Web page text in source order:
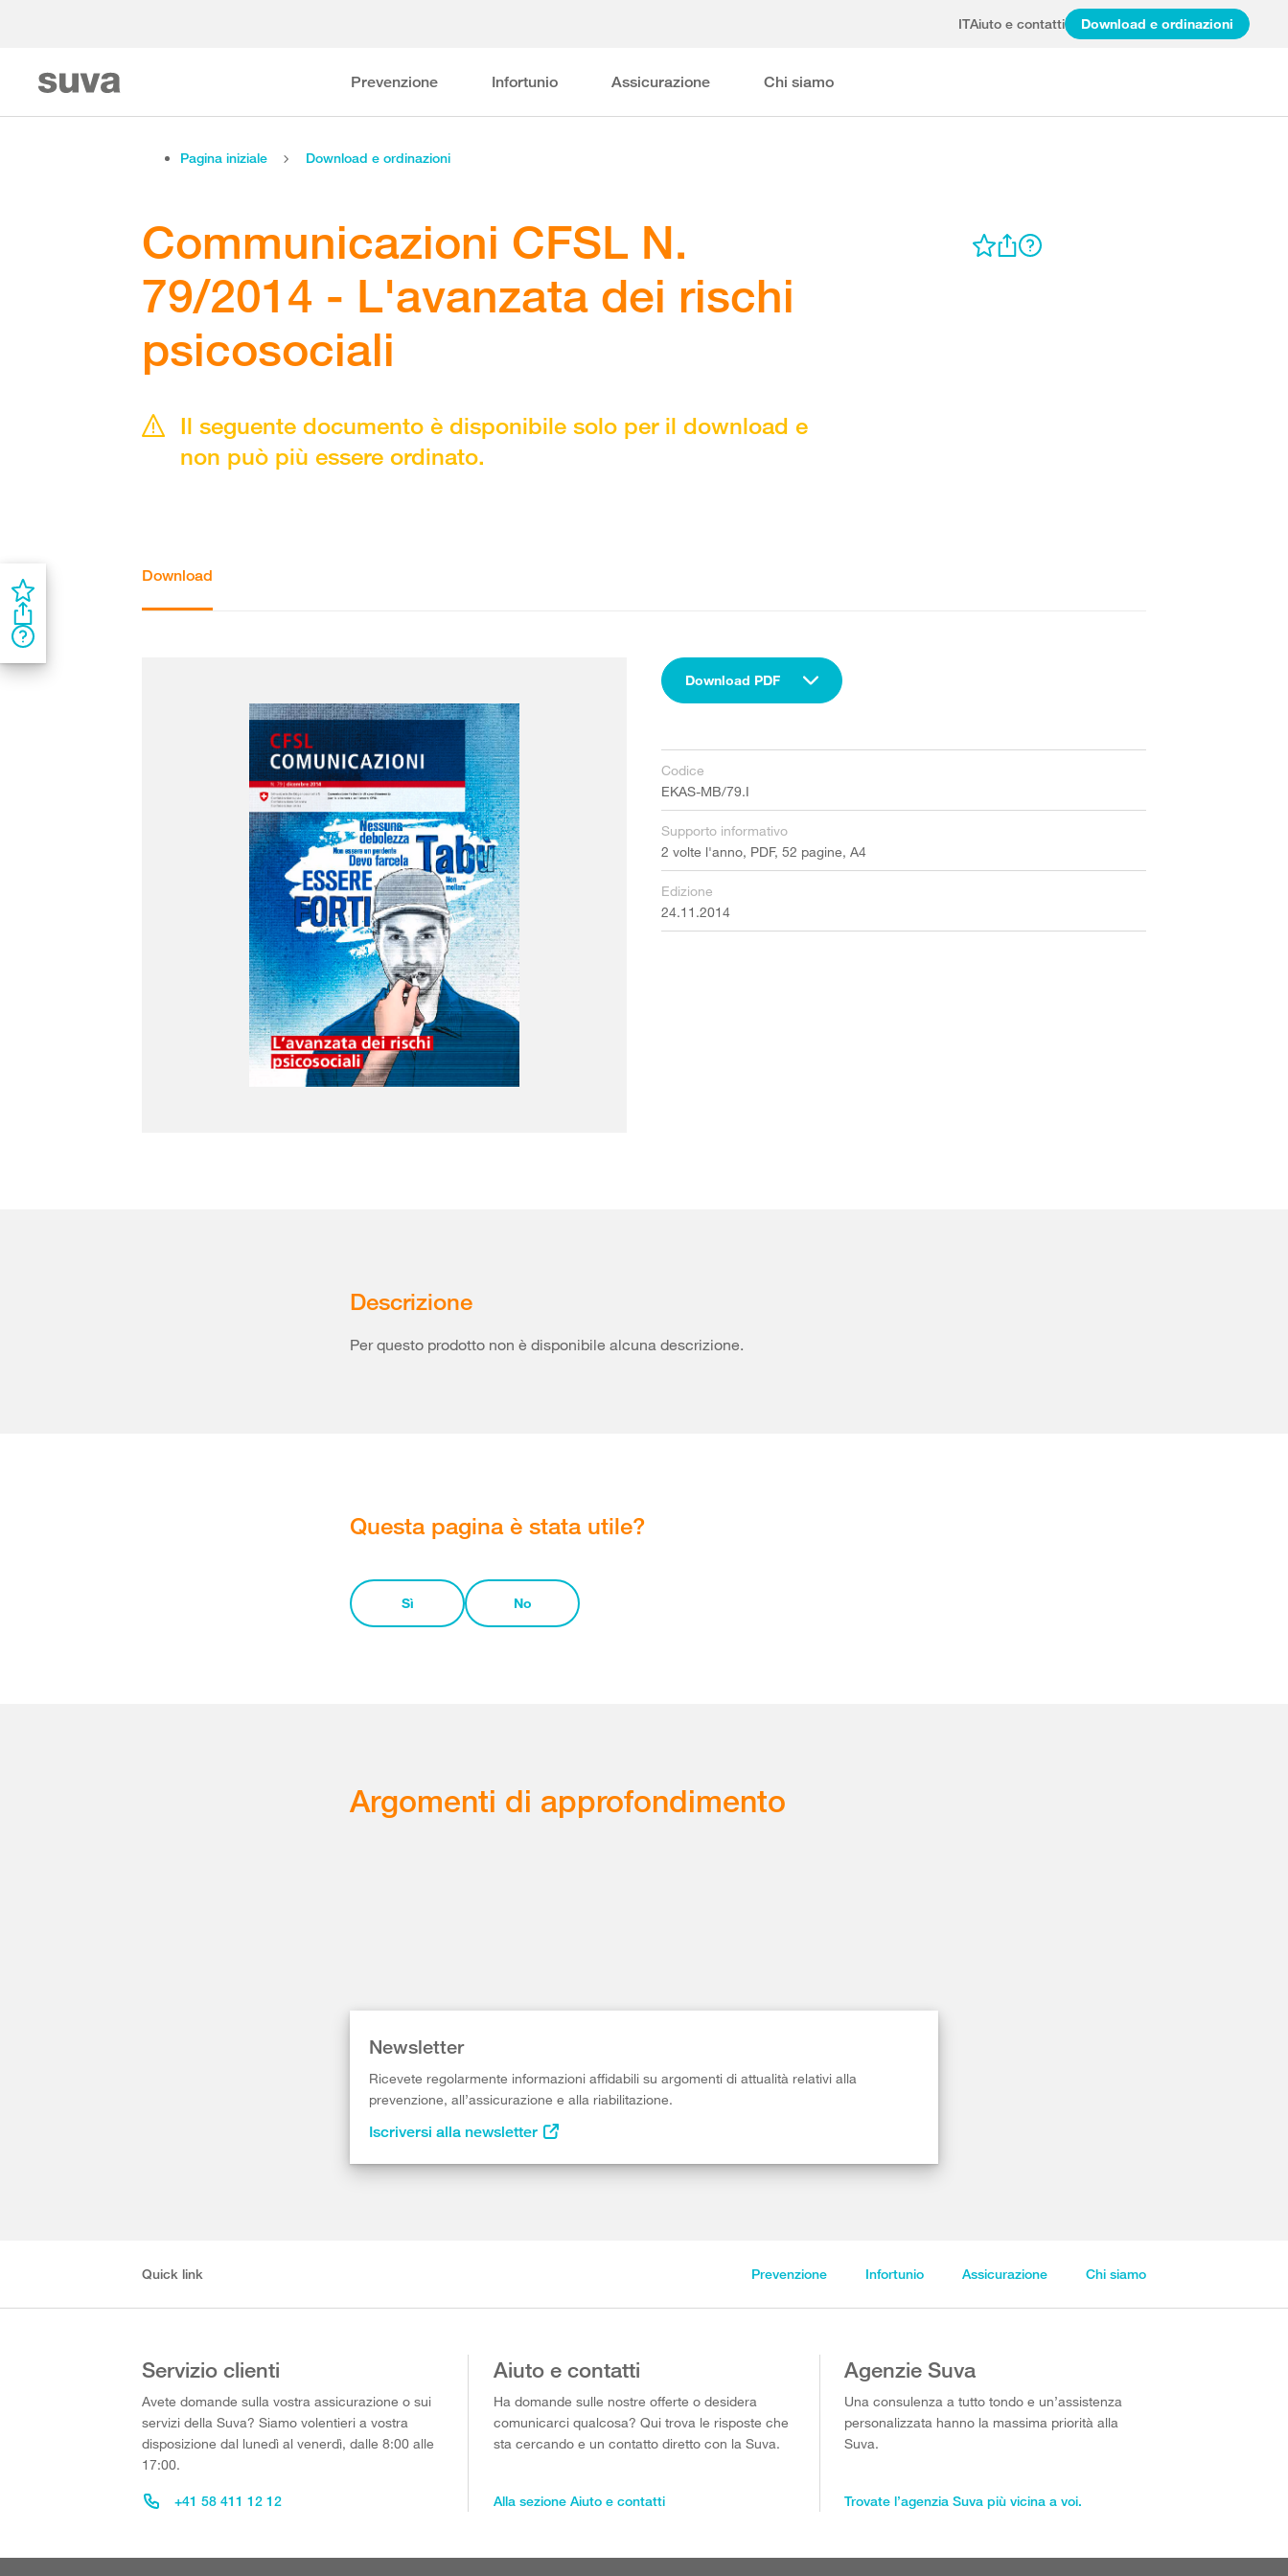
ITAiuto e contatti Download e ordinazioni
Prevenzione Infortunio Assicurazione Chi siamo
Pagina iniziale Download e ordinazioni
Communicazioni CFSL N.
79/2014 - L'avanzata dei rischi
psicosociali
Il seguente documento è disponibile solo per il download e
non può più essere ordinato.
Download
Download PDF
Codice
EKAS-MB/79.I
Supporto informativo
2 volte l'anno, PDF, 52 pagine, A4
Edizione
24.11.2014
Descrizione
Per questo prodotto non è disponibile alcuna descrizione.
Questa pagina è stata utile?
Sì No
Argomenti di approfondimento
Newsletter
Ricevete regolarmente informazioni affidabili su argomenti di attualità relativi alla
prevenzione, all’assicurazione e alla riabilitazione.
Iscriversi alla newsletter
Quick link Prevenzione Infortunio Assicurazione Chi siamo
Servizio clienti
Avete domande sulla vostra assicurazione o sui
servizi della Suva? Siamo volentieri a vostra
disposizione dal lunedì al venerdì, dalle 8:00 alle
17:00.
+41 58 411 12 12
Aiuto e contatti
Ha domande sulle nostre offerte o desidera
comunicarci qualcosa? Qui trova le risposte che
sta cercando e un contatto diretto con la Suva.
Alla sezione Aiuto e contatti
Agenzie Suva
Una consulenza a tutto tondo e un’assistenza
personalizzata hanno la massima priorità alla
Suva.
Trovate l’agenzia Suva più vicina a voi.